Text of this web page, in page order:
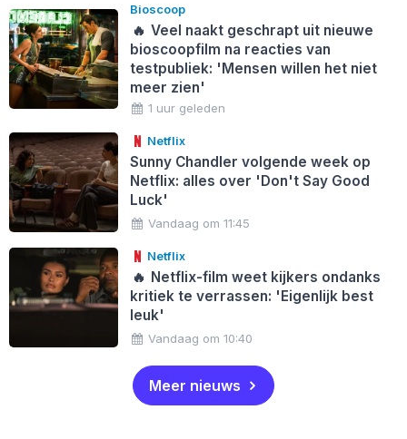
Bioscoop
🔥 Veel naakt geschrapt uit nieuwe
bioscoopfilm na reacties van
testpubliek: 'Mensen willen het niet
meer zien'
1 uur geleden
Netflix
Sunny Chandler volgende week op
Netflix: alles over 'Don't Say Good
Luck'
Vandaag om 11:45
Netflix
🔥 Netflix-film weet kijkers ondanks
kritiek te verrassen: 'Eigenlijk best
leuk'
Vandaag om 10:40
Meer nieuws